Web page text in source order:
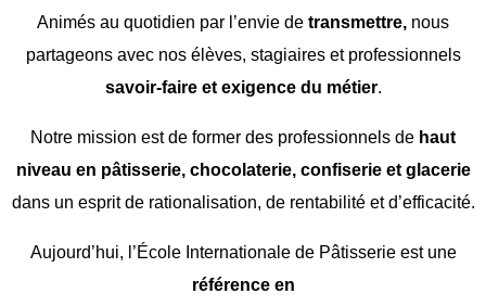
Animés au quotidien par l’envie de transmettre, nous
partageons avec nos élèves, stagiaires et professionnels
savoir-faire et exigence du métier.
Notre mission est de former des professionnels de haut
niveau en pâtisserie, chocolaterie, confiserie et glacerie
dans un esprit de rationalisation, de rentabilité et d’efficacité.
Aujourd’hui, l’École Internationale de Pâtisserie est une
référence en